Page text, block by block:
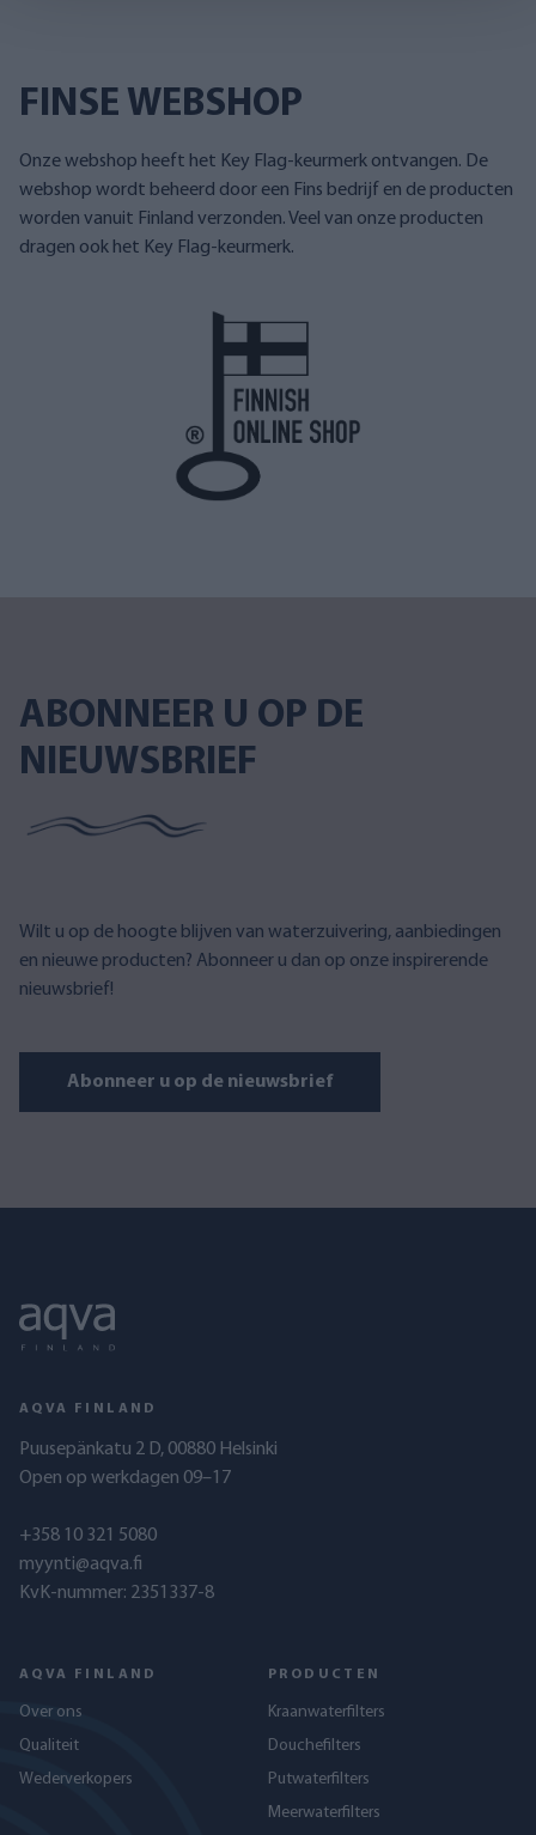
FINSE WEBSHOP
Onze webshop heeft het Key Flag-keurmerk ontvangen. De
webshop wordt beheerd door een Fins bedrijf en de producten
worden vanuit Finland verzonden. Veel van onze producten
dragen ook het Key Flag-keurmerk.
ABONNEER U OP DE
NIEUWSBRIEF
Wilt u op de hoogte blijven van waterzuivering, aanbiedingen
en nieuwe producten? Abonneer u dan op onze inspirerende
nieuwsbrief!
Abonneer u op de nieuwsbrief
AQVA FINLAND
Puusepänkatu 2 D, 00880 Helsinki
Open op werkdagen 09–17
+358 10 321 5080
myynti@aqva.fi
KvK-nummer: 2351337-8
AQVA FINLAND
Over ons
Qualiteit
Wederverkopers
PRODUCTEN
Kraanwaterfilters
Douchefilters
Putwaterfilters
Meerwaterfilters